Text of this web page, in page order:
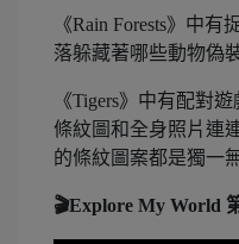
《Rain Forests》中
落躲藏著哪些動物偽
《Tigers》中有配對
條紋圖和全身照片連
的條紋圖案都是獨一
🎬Explore My World